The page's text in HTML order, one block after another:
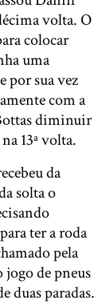
volta. O
colocar
uma
por sua vez
com a
diminuir
13ª volta.
da
solta o
ter a roda
pela
jogo de pneus
duas paradas.